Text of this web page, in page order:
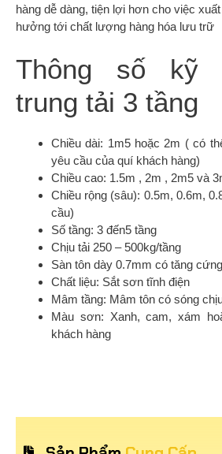
hàng dễ dàng, tiện lợi hơn cho việc
hưởng tới chất lượng hàng hóa lưu trữ
Thông số kỹ
trung tải 3 tầng
Chiều dài: 1m5 hoặc 2m ( có
yêu cầu của quí khách hàng)
Chiều cao: 1.5m , 2m , 2m5 và
Chiều rộng (sâu): 0.5m, 0.6m,
cầu)
Số tầng: 3 đến5 tầng
Chịu tải 250 – 500kg/tầng
Sàn tôn dày 0.7mm có tăng
Chất liệu: Sắt sơn tĩnh điện
Mâm tầng: Mâm tôn có sóng
Màu sơn: Xanh, cam, xám
khách hàng